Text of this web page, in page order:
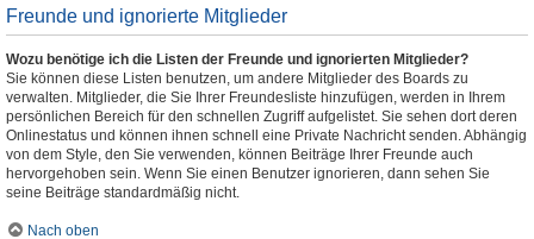
Freunde und ignorierte Mitglieder
Wozu benötige ich die Listen der Freunde und ignorierten Mitglieder?
Sie können diese Listen benutzen, um andere Mitglieder des Boards zu
verwalten. Mitglieder, die Sie Ihrer Freundesliste hinzufügen, werden in Ihrem
persönlichen Bereich für den schnellen Zugriff aufgelistet. Sie sehen dort deren
Onlinestatus und können ihnen schnell eine Private Nachricht senden. Abhängig
von dem Style, den Sie verwenden, können Beiträge Ihrer Freunde auch
hervorgehoben sein. Wenn Sie einen Benutzer ignorieren, dann sehen Sie
seine Beiträge standardmäßig nicht.
Nach oben